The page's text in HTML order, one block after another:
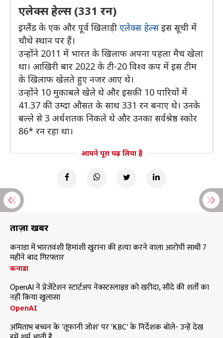
एलेक्स हेल्स (331 रन)
इंग्लैंड के एक और पूर्व खिलाड़ी एलेक्स हेल्सइस सूची में
चौथे स्थान पर हैं।
उन्होंने 2011 में भारत के खिलाफ अपना पहला मैच खेला
था। आखिरी बार 2022 के टी-20 विश्व कप में इस टीम
के खिलाफ खेलते हुए नजर आए थे।
उन्होंने 10 मुकाबले खेले थे और इसकी 10 पारियों में
41.37 की उम्दा औसत के साथ 331 रन बनाए थे। उनके
बल्ले से 3 अर्धशतक निकले थे और उनका सर्वश्रेष्ठ स्कोर
86* रन रहा था।
आपने पूरा पढ़ लिया है
ताज़ा खबरें
कनाडा में भारतवंशी हिमांशी खुराना की हत्या करने वाला आरोपी साथी 7
महीने बाद गिरफ्तार
कनाडा
OpenAI ने प्रेजेंटेशन स्टार्टअप नेक्स्टस्लाइड को खरीदा, सौदे की शर्तों का
नहीं किया खुलासा
OpenAI
अमिताभ बच्चन के 'तूफानी जोश' पर 'KBC' के निर्देशक बोले- उन्हें देख